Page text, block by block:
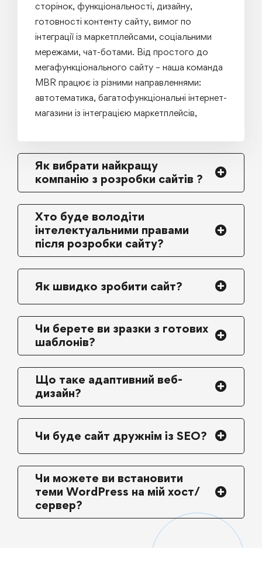
сторінок, функціональності, дизайну,
готовності контенту сайту, вимог по
інтеграції із маркетплейсами, соціальними
мережами, чат-ботами. Від простого до
мегафункціонального сайту – наша команда
MBR працює із різними направленнями:
автотематика, багатофункціональні інтернет-
магазини із інтеграцією маркетплейсів,
Як вибрати найкращу
компанію з розробки сайтів ?
Хто буде володіти
інтелектуальними правами
після розробки сайту?
Як швидко зробити сайт?
Чи берете ви зразки з готових
шаблонів?
Що таке адаптивний веб-
дизайн?
Чи буде сайт дружнім із SEO?
Чи можете ви встановити
теми WordPress на мій хост/
сервер?